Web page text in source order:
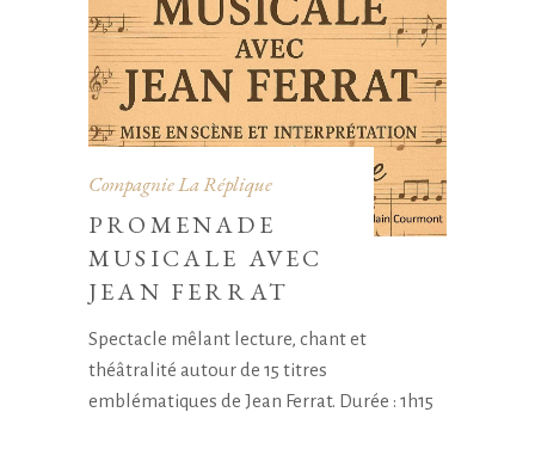
Compagnie La Réplique
PROMENADE
MUSICALE AVEC
JEAN FERRAT
Spectacle mêlant lecture, chant et
théâtralité autour de 15 titres
emblématiques de Jean Ferrat. Durée : 1h15